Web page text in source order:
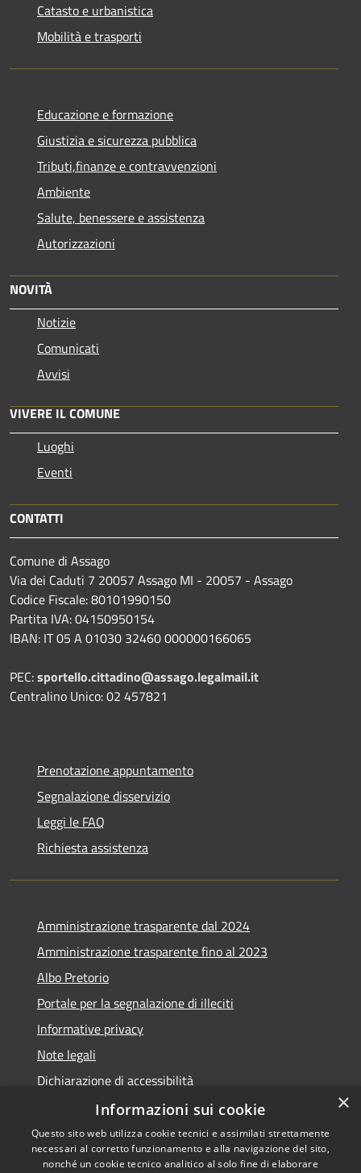
Catasto e urbanistica
Mobilità e trasporti
Educazione e formazione
Giustizia e sicurezza pubblica
Tributi,finanze e contravvenzioni
Ambiente
Salute, benessere e assistenza
Autorizzazioni
NOVITÀ
Notizie
Comunicati
Avvisi
VIVERE IL COMUNE
Luoghi
Eventi
CONTATTI
Comune di Assago
Via dei Caduti 7 20057 Assago MI - 20057 - Assago
Codice Fiscale: 80101990150
Partita IVA: 04150950154
IBAN: IT 05 A 01030 32460 000000166065
PEC:sportello.cittadino@assago.legalmail.it
Centralino Unico: 02 457821
Prenotazione appuntamento
Segnalazione disservizio
Leggi le FAQ
Richiesta assistenza
Amministrazione trasparente dal 2024
Amministrazione trasparente fino al 2023
Albo Pretorio
Portale per la segnalazione di illeciti
Informative privacy
Note legali
Dichiarazione di accessibilità
Segnalazioni di inaccessibilità
×
Informazioni sui cookie
Questo sito web utilizza cookie tecnici e assimilati strettamente
necessari al corretto funzionamento e alla navigazione del sito,
nonché un cookie tecnico analitico al solo fine di elaborare